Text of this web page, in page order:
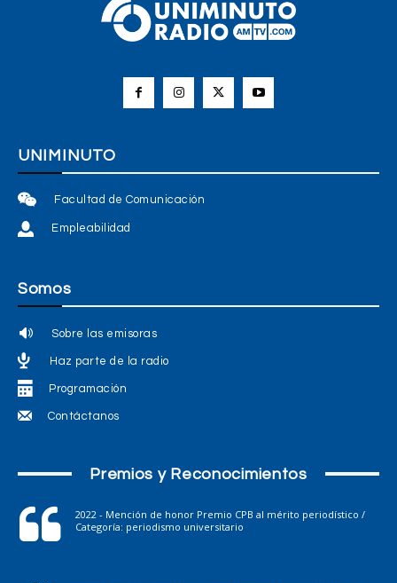
UNIMINUTO
Facultad de Comunicación
Empleabilidad
Somos
Sobre las emisoras
Haz parte de la radio
Programación
Contáctanos
Premios y Reconocimientos
2022 - Mención de honor Premio CPB al mérito periodístico /
Categoría: periodismo universitario